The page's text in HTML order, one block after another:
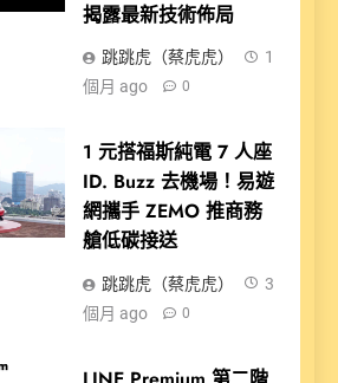
揭露最新技術佈局
跳跳虎（蔡虎虎）
1
個月 ago
0
1 元搭福斯純電 7 人座
ID. Buzz 去機場！易遊
網攜手 ZEMO 推商務
艙低碳接送
跳跳虎（蔡虎虎）
3
個月 ago
0